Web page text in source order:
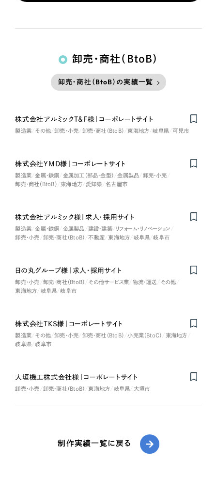
卸売・商社（BtoB）
卸売・商社（BtoB）の実績一覧
株式会社アルミックT&F様｜コーポレートサイト
製造業 その他 卸売・小売 卸売・商社（BtoB） 東海地方 岐阜県 可児市
株式会社YMD様｜コーポレートサイト
製造業 金属・鉄鋼 金属加工（部品・金型） 金属製品
卸売・小売
卸売・商社（BtoB）
東海地方 愛知県 名古屋市
株式会社アルミック様｜求人・採用サイト
製造業 金属・鉄鋼 金属製品 建設・建築
リフォーム・リノベーション
卸売・小売
卸売・商社（BtoB） 不動産 東海地方 岐阜県 岐阜市
日の丸グループ様｜求人・採用サイト
卸売・小売 卸売・商社（BtoB） その他サービス業 物流・運送
その他
東海地方
岐阜県 岐阜市
株式会社TKS様｜コーポレートサイト
製造業 その他 卸売・小売 卸売・商社（BtoB） 小売業（BtoC）
東海地方
岐阜県
岐阜市
大垣機工株式会社様｜コーポレートサイト
卸売・小売 卸売・商社（BtoB） 東海地方 岐阜県 大垣市
制作実績一覧に戻る